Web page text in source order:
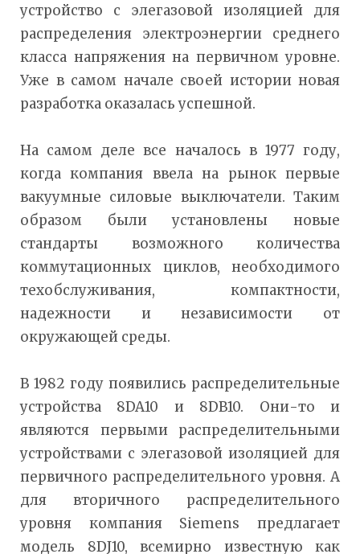
устройство с элегазовой изоляцией для
распределения электроэнергии среднего
класса напряжения на первичном уровне.
Уже в самом начале своей истории новая
разработка оказалась успешной.
На самом деле все началось в 1977 году,
когда компания ввела на рынок первые
вакуумные силовые выключатели. Таким
образом были установлены новые
стандарты возможного количества
коммутационных циклов, необходимого
техобслуживания, компактности,
надежности и независимости от
окружающей среды.
В 1982 году появились распределительные
устройства 8DA10 и 8DB10. Они-то и
являются первыми распределительными
устройствами с элегазовой изоляцией для
первичного распределительного уровня. А
для вторичного распределительного
уровня компания Siemens предлагает
модель 8DJ10, всемирно известную как